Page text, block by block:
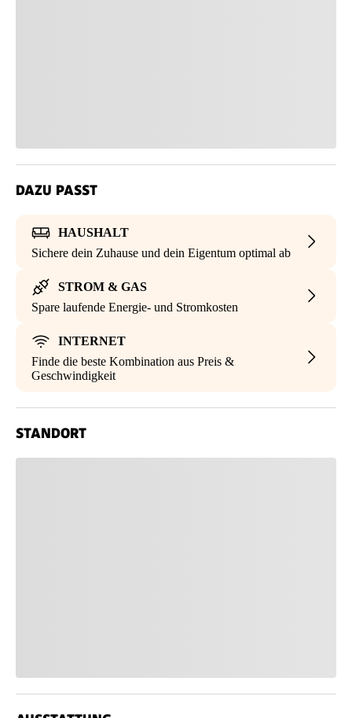
DAZU PASST
HAUSHALT
Sichere dein Zuhause und dein Eigentum optimal ab
STROM & GAS
Spare laufende Energie- und Stromkosten
INTERNET
Finde die beste Kombination aus Preis &
Geschwindigkeit
STANDORT